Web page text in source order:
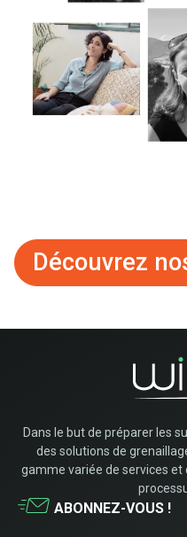
Découvrez
Dans le but de préparer les
des solutions de
gamme variée de services
ABONNEZ-VOUS !